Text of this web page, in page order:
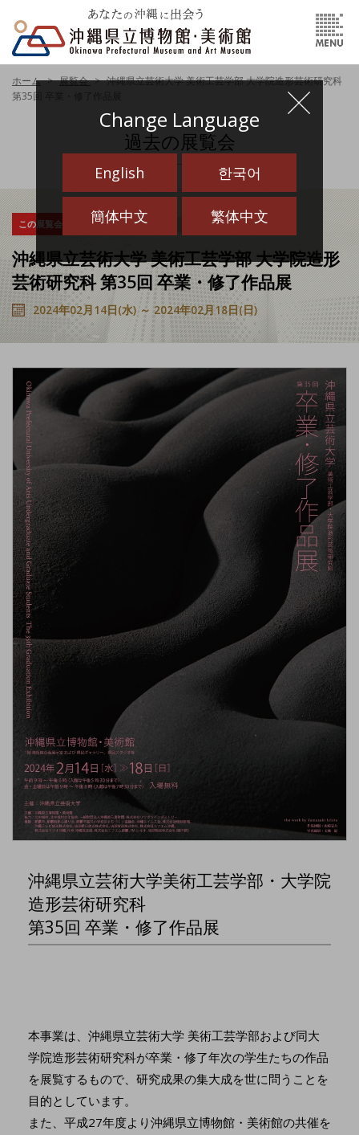
Change Language
English 한국어
簡体中文 繁体中文
ホーム 展覧会
沖縄県立芸術大学 美術工芸学部 大学院造形芸術研究科
第35回 卒業・修了作品展
過去の展覧会
この展覧会は終了しました その他 その他（貸館イベント）
沖縄県立芸術大学 美術工芸学部 大学院造形
芸術研究科 第35回 卒業・修了作品展
2024年02月14日(水) ～ 2024年02月18日(日)
沖縄県立芸術大学美術工芸学部・大学院
造形芸術研究科
第35回 卒業・修了作品展
本事業は、沖縄県立芸術大学 美術工芸学部および同大
学院造形芸術研究科が卒業・修了年次の学生たちの作品
を展覧するもので、研究成果の集大成を世に問うことを
目的としています。
また、平成27年度より沖縄県立博物館・美術館の共催を